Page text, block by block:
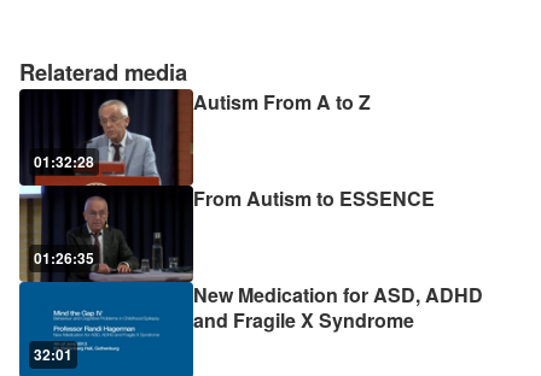
Relaterad media
01:32:28
Autism From A to Z
01:26:35
From Autism to ESSENCE
32:01
New Medication for ASD, ADHD
and Fragile X Syndrome